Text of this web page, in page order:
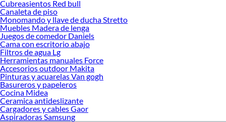
Cubreasientos Red bull
Canaleta de piso
Monomando y llave de ducha Stretto
Muebles Madera de lenga
Juegos de comedor Daniels
Cama con escritorio abajo
Filtros de agua Lg
Herramientas manuales Force
Accesorios outdoor Makita
Pinturas y acuarelas Van gogh
Basureros y papeleros
Cocina Midea
Ceramica antideslizante
Cargadores y cables Gaor
Aspiradoras Samsung